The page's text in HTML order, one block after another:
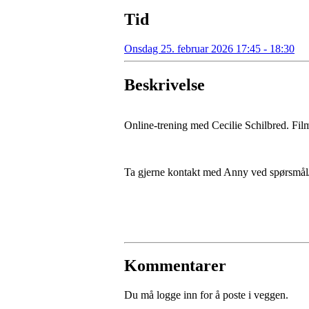
Tid
Onsdag 25. februar 2026 17:45 - 18:30
Beskrivelse
Online-trening med Cecilie Schilbred.
Ta gjerne kontakt med Anny ved
Kommentarer
Du må logge inn for å poste i veggen.